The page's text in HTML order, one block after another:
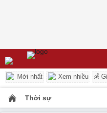
Mới nhất Xem nhiều 💰
Thời sự